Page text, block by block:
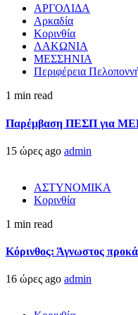
ΑΡΓΟΛΙΔΑ
Αρκαδία
Κορινθία
ΛΑΚΩΝΙΑ
ΜΕΣΣΗΝΙΑ
Περιφέρεια
1 min read
Παρέμβαση ΠΕΣΠ για
15 ώρες ago admin
ΑΣΤΥΝΟΜΙΚΑ
Κορινθία
1 min read
Κόρινθος: Άγνωστος
16 ώρες ago admin